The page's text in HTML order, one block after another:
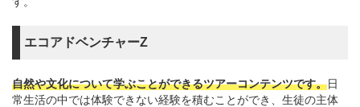
エコアドベンチャーZ
自然や文化について学ぶことができるツアーコンテンツです。日
常生活の中では体験できない経験を積むことができ、生徒の主体